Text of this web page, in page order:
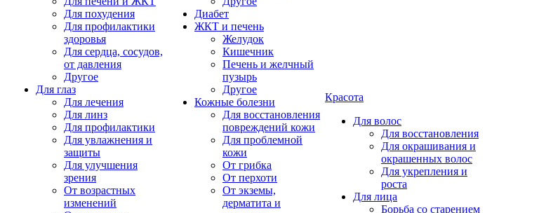
Для похудения
Для профилактики
здоровья
Для сердца, сосудов,
от давления
Другое
Для глаз
Для лечения
Для линз
Для профилактики
Для увлажнения и
защиты
Для улучшения
зрения
От возрастных
изменений
Диабет
ЖКТ и печень
Желудок
Кишечник
Печень и желчный
пузырь
Другое
Кожные болезни
Для восстановления
повреждений кожи
Для проблемной
кожи
От грибка
От перхоти
От экземы,
дерматита и
Красота
Для волос
Для восстановления
Для окрашивания и
окрашенных волос
Для укрепления и
роста
Для лица
Борьба со старением